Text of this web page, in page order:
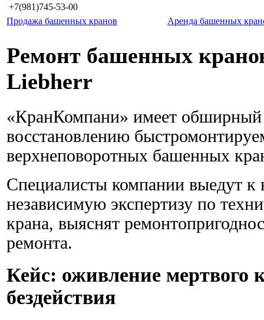
+7(981)745-53-00
Продажа башенных кранов
Аренда башенных
Ремонт башенных
Liebherr
«КранКомпани» имеет
восстановлению
верхнеповоротных башенных
Специалисты компании выедут к
независимую экспертизу по
крана, выяснят
ремонта.
Кейс: оживление мертвого
бездействия